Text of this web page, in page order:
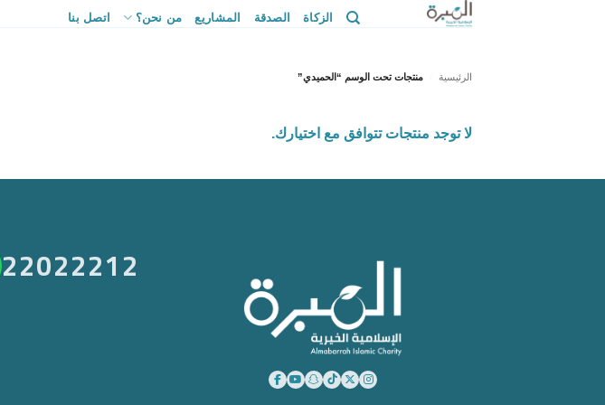
الزكاة الصدقة المشاريع من نحن؟ اتصل بنا
الرئيسية منتجات تحت الوسم “الحميدي”
لا توجد منتجات تتوافق مع اختيارك.
22022212